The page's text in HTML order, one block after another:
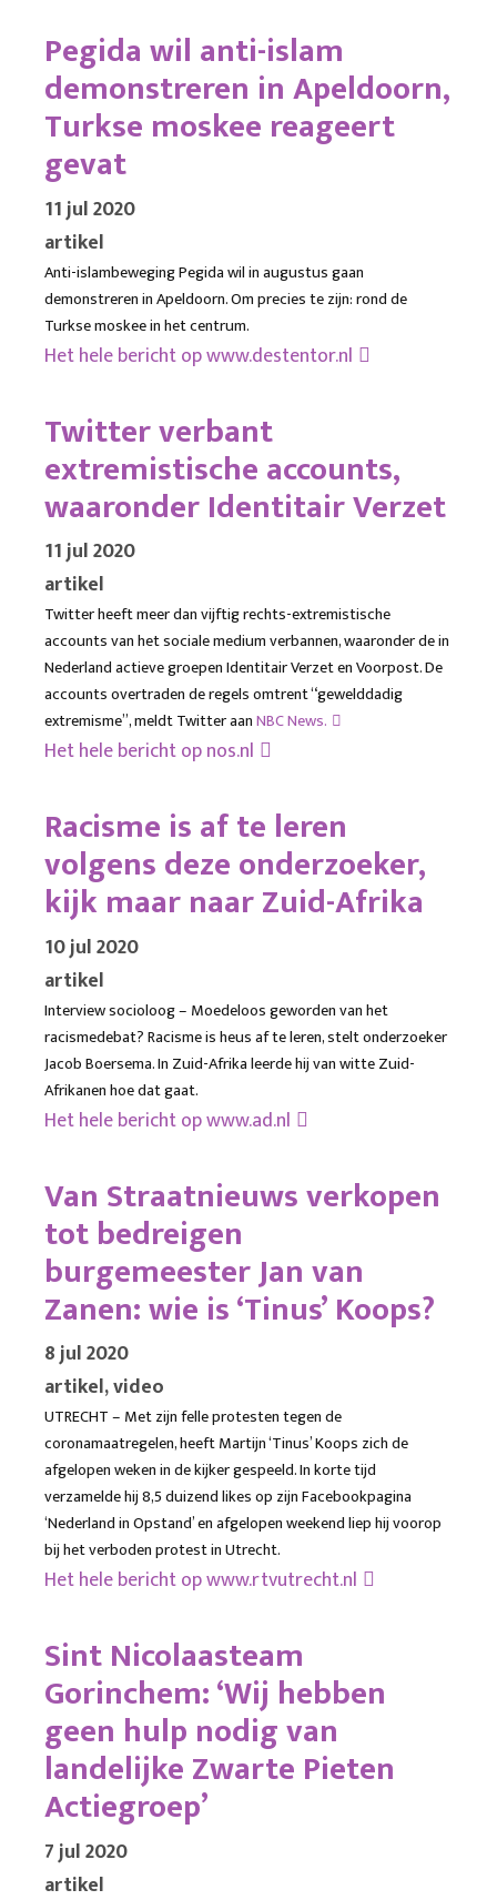
Pegida wil anti-islam
demonstreren in Apeldoorn,
Turkse moskee reageert
gevat
11 jul 2020
artikel
Anti-islambeweging Pegida wil in augustus gaan
demonstreren in Apeldoorn. Om precies te zijn: rond de
Turkse moskee in het centrum.
Het hele bericht opwww.destentor.nl
Twitter verbant
extremistische accounts,
waaronder Identitair Verzet
11 jul 2020
artikel
Twitter heeft meer dan vijftig rechts-extremistische
accounts van het sociale medium verbannen, waaronder de in
Nederland actieve groepen Identitair Verzet en Voorpost. De
accounts overtraden de regels omtrent “gewelddadig
extremisme”, meldt Twitter aanNBC News.
Het hele bericht opnos.nl
Racisme is af te leren
volgens deze onderzoeker,
kijk maar naar Zuid-Afrika
10 jul 2020
artikel
Interview socioloog – Moedeloos geworden van het
racismedebat? Racisme is heus af te leren, stelt onderzoeker
Jacob Boersema. In Zuid-Afrika leerde hij van witte Zuid-
Afrikanen hoe dat gaat.
Het hele bericht opwww.ad.nl
Van Straatnieuws verkopen
tot bedreigen
burgemeester Jan van
Zanen: wie is ‘Tinus’ Koops?
8 jul 2020
artikel, video
UTRECHT – Met zijn felle protesten tegen de
coronamaatregelen, heeft Martijn ‘Tinus’ Koops zich de
afgelopen weken in de kijker gespeeld. In korte tijd
verzamelde hij 8,5 duizend likes op zijn Facebookpagina
‘Nederland in Opstand’ en afgelopen weekend liep hij voorop
bij het verboden protest in Utrecht.
Het hele bericht opwww.rtvutrecht.nl
Sint Nicolaasteam
Gorinchem: ‘Wij hebben
geen hulp nodig van
landelijke Zwarte Pieten
Actiegroep’
7 jul 2020
artikel